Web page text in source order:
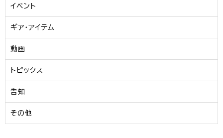
イベント
ギア・アイテム
動画
トピックス
告知
その他